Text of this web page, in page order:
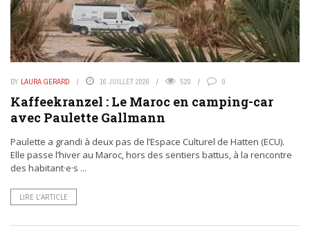
BY LAURA GERARD 16 JUILLET 2026 520 0
Kaffeekranzel : Le Maroc en camping-car
avec Paulette Gallmann
Paulette a grandi à deux pas de l’Espace Culturel de Hatten (ECU).
Elle passe l’hiver au Maroc, hors des sentiers battus, à la rencontre
des habitant·e·s ...
LIRE L’ARTICLE